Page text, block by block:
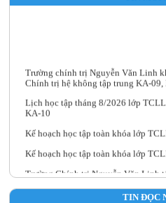
Lịch học tập tháng 8/2026 lớp
Kế hoạch học tập toàn khóa lớp
Kế hoạch học tập toàn khóa lớp
Trường Chính trị Nguyễn Văn Linh
TIN ĐỌC